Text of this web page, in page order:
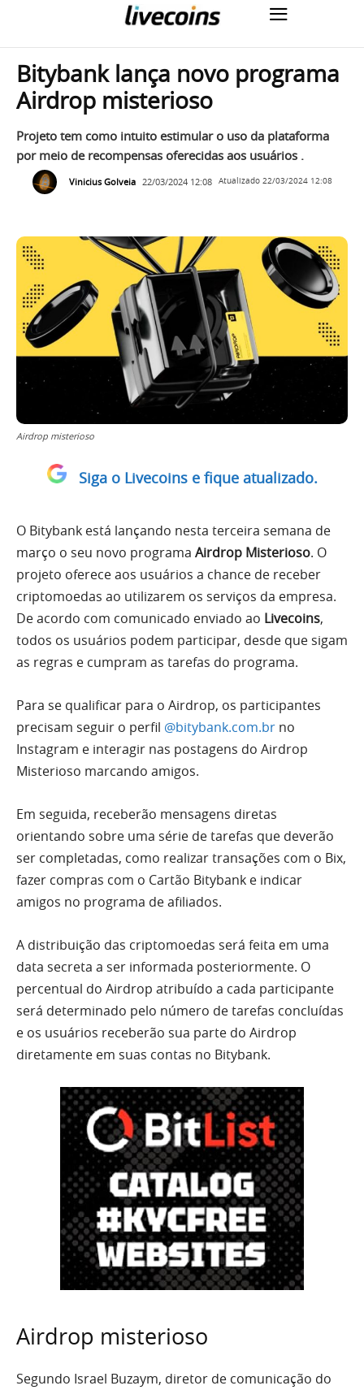
Bitybank lança novo programa
Airdrop misterioso
Projeto tem como intuito estimular o uso da plataforma
por meio de recompensas oferecidas aos usuários .
Vinicius Golveia 22/03/2024 12:08 Atualizado 22/03/2024 12:08
Airdrop misterioso
Siga o Livecoins e fique atualizado.
O Bitybank está lançando nesta terceira semana de
março o seu novo programa Airdrop Misterioso. O
projeto oferece aos usuários a chance de receber
criptomoedas ao utilizarem os serviços da empresa.
De acordo com comunicado enviado ao Livecoins,
todos os usuários podem participar, desde que sigam
as regras e cumpram as tarefas do programa.
Para se qualificar para o Airdrop, os participantes
precisam seguir o perfil @bitybank.com.br no
Instagram e interagir nas postagens do Airdrop
Misterioso marcando amigos.
Em seguida, receberão mensagens diretas
orientando sobre uma série de tarefas que deverão
ser completadas, como realizar transações com o Bix,
fazer compras com o Cartão Bitybank e indicar
amigos no programa de afiliados.
A distribuição das criptomoedas será feita em uma
data secreta a ser informada posteriormente. O
percentual do Airdrop atribuído a cada participante
será determinado pelo número de tarefas concluídas
e os usuários receberão sua parte do Airdrop
diretamente em suas contas no Bitybank.
Airdrop misterioso
Segundo Israel Buzaym, diretor de comunicação do